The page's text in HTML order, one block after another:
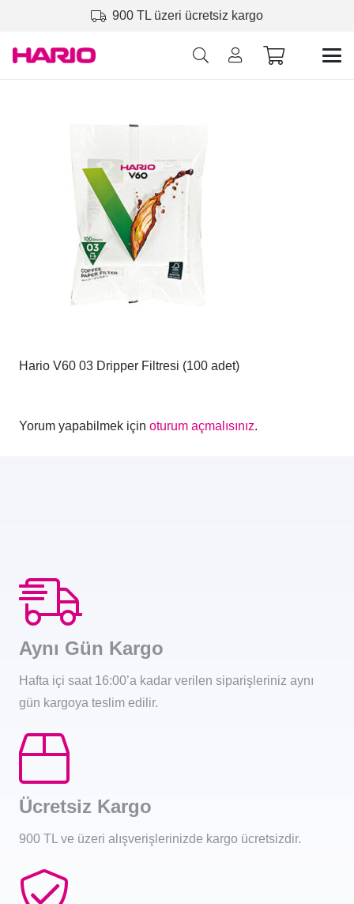
900 TL üzeri ücretsiz kargo
Hario V60 03 Dripper Filtresi (100 adet)
Yorum yapabilmek için oturum açmalısınız.
Aynı Gün Kargo
Hafta içi saat 16:00’a kadar verilen siparişleriniz aynı
gün kargoya teslim edilir.
Ücretsiz Kargo
900 TL ve üzeri alışverişlerinizde kargo ücretsizdir.